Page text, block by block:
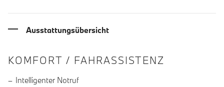
Ausstattungsübersicht
INFORMATIONEN ÜBER DIE
KOMFORT / FAHRASSISTENZ
Intelligenter Notruf